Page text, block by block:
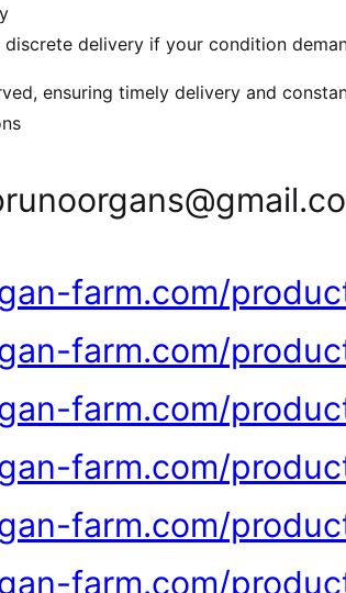
m
n
c
s
n
i
e
discrete delivery if your condition
ensuring timely delivery and
farm.com/
farm.com/
farm.com/
farm.com/
farm.com/
farm.com/